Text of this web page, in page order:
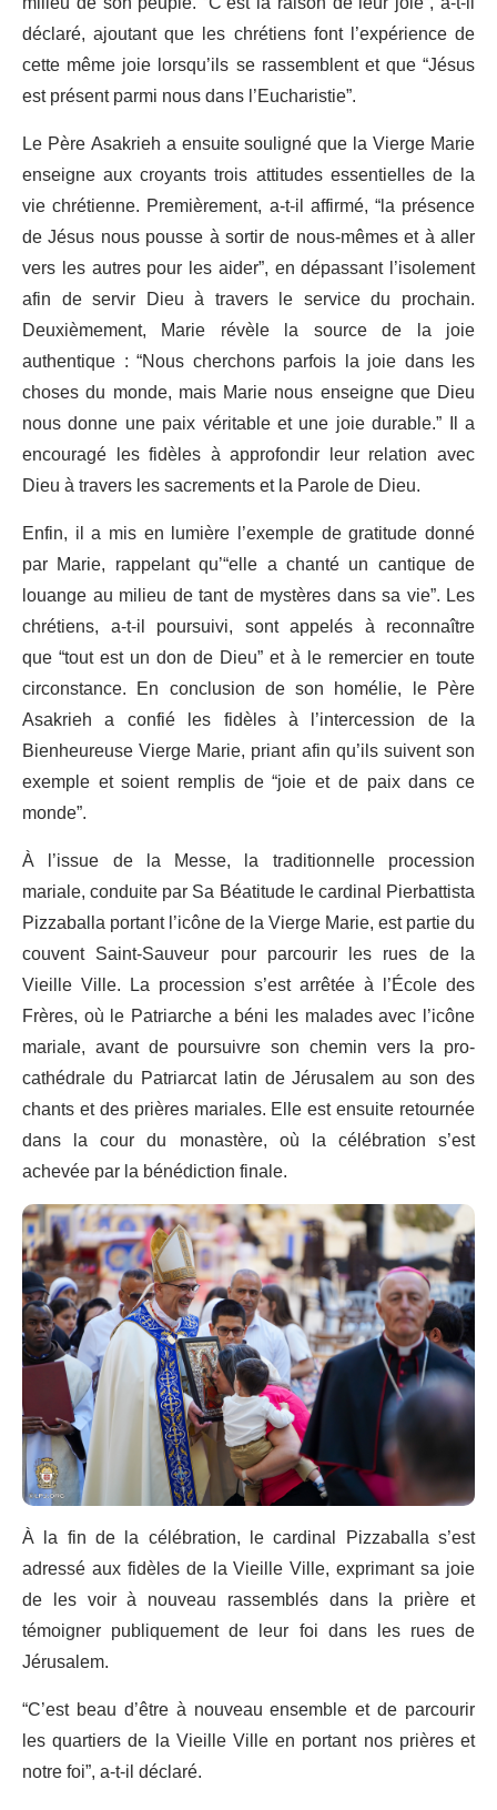
déclaré, ajoutant que les chrétiens font l’expérience de
cette même joie lorsqu’ils se rassemblent et que “Jésus
est présent parmi nous dans l’Eucharistie”.
Le Père Asakrieh a ensuite souligné que la Vierge Marie
enseigne aux croyants trois attitudes essentielles de la
vie chrétienne. Premièrement, a-t-il affirmé, “la présence
de Jésus nous pousse à sortir de nous-mêmes et à aller
vers les autres pour les aider”, en dépassant l’isolement
afin de servir Dieu à travers le service du prochain.
Deuxièmement, Marie révèle la source de la joie
authentique : “Nous cherchons parfois la joie dans les
choses du monde, mais Marie nous enseigne que Dieu
nous donne une paix véritable et une joie durable.” Il a
encouragé les fidèles à approfondir leur relation avec
Dieu à travers les sacrements et la Parole de Dieu.
Enfin, il a mis en lumière l’exemple de gratitude donné
par Marie, rappelant qu’“elle a chanté un cantique de
louange au milieu de tant de mystères dans sa vie”. Les
chrétiens, a-t-il poursuivi, sont appelés à reconnaître
que “tout est un don de Dieu” et à le remercier en toute
circonstance. En conclusion de son homélie, le Père
Asakrieh a confié les fidèles à l’intercession de la
Bienheureuse Vierge Marie, priant afin qu’ils suivent son
exemple et soient remplis de “joie et de paix dans ce
monde”.
À l’issue de la Messe, la traditionnelle procession
mariale, conduite par Sa Béatitude le cardinal Pierbattista
Pizzaballa portant l’icône de la Vierge Marie, est partie du
couvent Saint-Sauveur pour parcourir les rues de la
Vieille Ville. La procession s’est arrêtée à l’École des
Frères, où le Patriarche a béni les malades avec l’icône
mariale, avant de poursuivre son chemin vers la pro-
cathédrale du Patriarcat latin de Jérusalem au son des
chants et des prières mariales. Elle est ensuite retournée
dans la cour du monastère, où la célébration s’est
achevée par la bénédiction finale.
À la fin de la célébration, le cardinal Pizzaballa s’est
adressé aux fidèles de la Vieille Ville, exprimant sa joie
de les voir à nouveau rassemblés dans la prière et
témoigner publiquement de leur foi dans les rues de
Jérusalem.
“C’est beau d’être à nouveau ensemble et de parcourir
les quartiers de la Vieille Ville en portant nos prières et
notre foi”, a-t-il déclaré.